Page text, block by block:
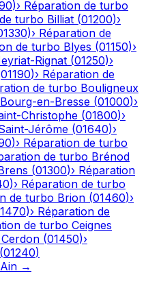
)› Réparation de turbo
turbo Billiat (01200)›
)› Réparation de
de turbo Blyes (01150)›
Rignat (01250)›
01190)› Réparation de
de turbo Bouligneux
Bourg-en-Bresse (01000)›
Christophe (01800)›
Jérôme (01640)›
)› Réparation de turbo
de turbo Brénod
(01300)› Réparation
)› Réparation de turbo
de turbo Brion (01460)›
)› Réparation de
de turbo Ceignes
Cerdon (01450)›
(01240)
Ain →